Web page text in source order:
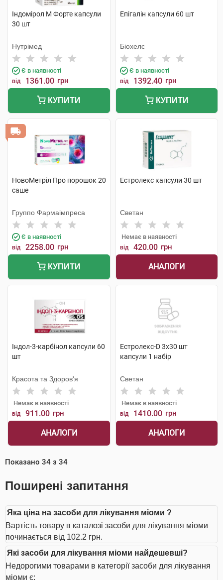
Індомірол М Форте капсули
30 шт
Нутрімед
Є в наявності
від 1361.00 грн
КУПИТИ
Епігалін капсули 60 шт
Біохелс
Є в наявності
від 1392.40 грн
КУПИТИ
НовоМетріл Про порошок 20
саше
Группо Фармаімпреса
Є в наявності
від 2258.00 грн
КУПИТИ
Естролекс капсули 30 шт
Светан
Немає в наявності
від 420.00 грн
АНАЛОГИ
Індол-3-карбінол капсули 60
шт
Красота та Здоров'я
Немає в наявності
від 911.00 грн
АНАЛОГИ
Естролекс-D 3х30 шт
капсули 1 набір
Светан
Немає в наявності
від 1410.00 грн
АНАЛОГИ
Показано 34 з 34
Поширені запитання
Яка ціна на засоби для лікування міоми ?
Вартість товару в каталозі засоби для лікування міоми
починається від 102.2 грн.
Які засоби для лікування міоми найдешевші?
Недорогими товарами в категорії засоби для лікування
міоми є: